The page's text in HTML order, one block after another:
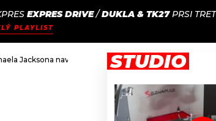
EXPRES DRIVE/DUKLA & TK27 PRSI
PLAYLIST
Jacksona navíc posbíral osm cen Grammy
STUDIO